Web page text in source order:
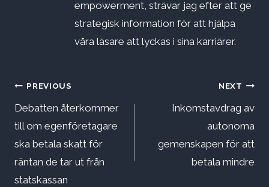
empowerment, strävar jag efter att ge
strategisk information för att hjälpa
våra läsare att lyckas i sina karriärer.
Inläggsnavigering
PREVIOUS
Debatten återkommer
till om egenföretagare
ska betala skatt för
räntan de tar ut från
statskassan
NEXT
Inkomstavdrag av
autonoma
gemenskapen för att
betala mindre